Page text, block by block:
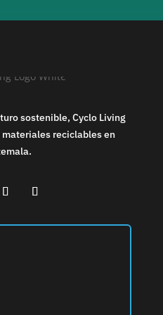
sostenible, Cyclo Living
reciclables en